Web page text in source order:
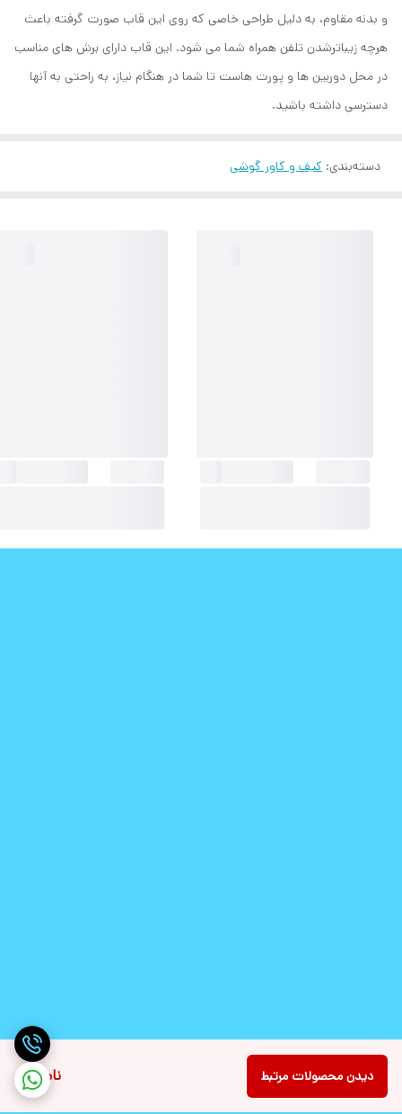
ناموجود دیدن محصولات مرتبط
و بدنه مقاوم، به دلیل طراحی خاصی که روی این قاب صورت گرفته باعث
هرچه زیباترشدن تلفن همراه شما می شود. این قاب دارای برش های مناسب
در محل دوربین ها و پورت هاست تا شما در هنگام نیاز، به راحتی به آنها
دسترسی داشته باشید.
دسته‌بندی: کیف و کاور گوشی